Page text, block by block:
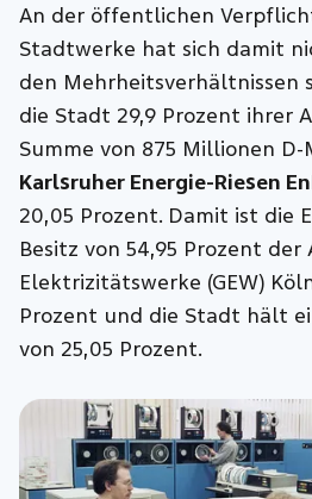
An der öffentlichen
Stadtwerke hat sich damit
den Mehrheitsverhältnissen
die Stadt 29,9 Prozent ihrer
Summe von 875 Millionen
Karlsruher Energie-Riesen
20,05 Prozent. Damit ist die
Besitz von 54,95 Prozent der
Elektrizitätswerke (GEW)
Prozent und die Stadt hält
von 25,05 Prozent.